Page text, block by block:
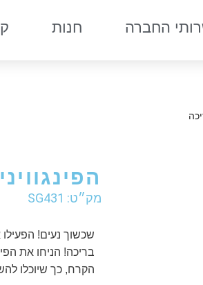
החברה חנות
מק״ט: SG431
שכשוך נעים!
בריכה! הניחו את
הקרח, כך שיוכלו להשתכשך